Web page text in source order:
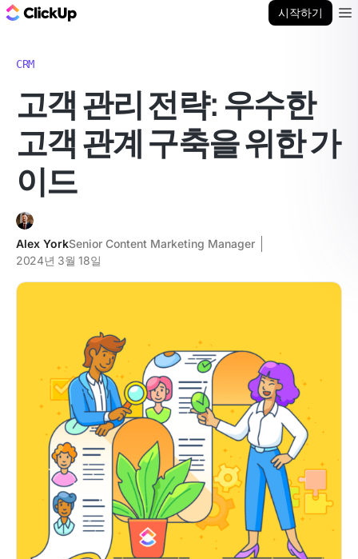
시작하기
CRM
고객 관리 전략: 우수한
고객 관계 구축을 위한 가
이드
Alex YorkSenior Content Marketing Manager
2024년 3월 18일